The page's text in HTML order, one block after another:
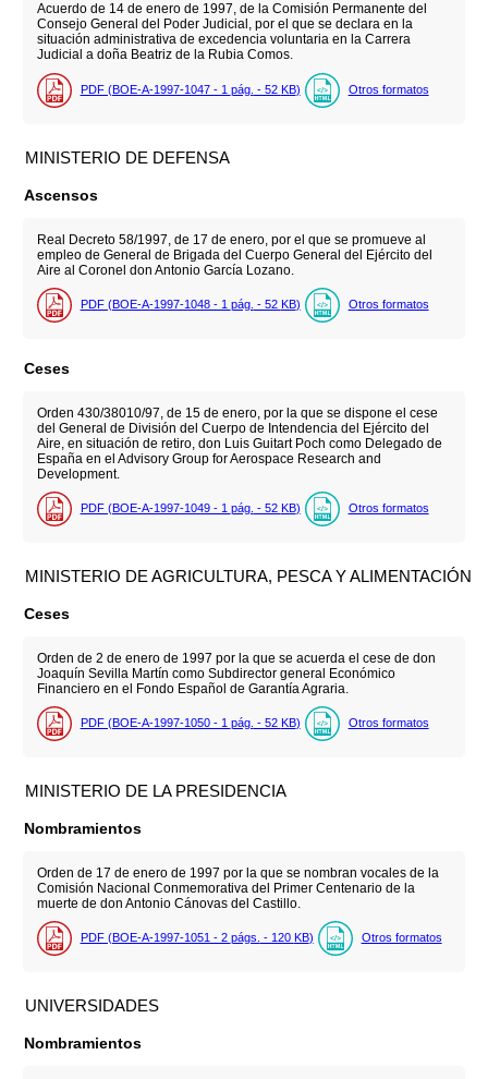
Acuerdo de 14 de enero de 1997, de la Comisión Permanente del
Consejo General del Poder Judicial, por el que se declara en la
situación administrativa de excedencia voluntaria en la Carrera
Judicial a doña Beatriz de la Rubia Comos.
PDF (BOE-A-1997-1047 - 1 pág. - 52 KB) Otros formatos
MINISTERIO DE DEFENSA
Ascensos
Real Decreto 58/1997, de 17 de enero, por el que se promueve al
empleo de General de Brigada del Cuerpo General del Ejército del
Aire al Coronel don Antonio García Lozano.
PDF (BOE-A-1997-1048 - 1 pág. - 52 KB) Otros formatos
Ceses
Orden 430/38010/97, de 15 de enero, por la que se dispone el cese
del General de División del Cuerpo de Intendencia del Ejército del
Aire, en situación de retiro, don Luis Guitart Poch como Delegado de
España en el Advisory Group for Aerospace Research and
Development.
PDF (BOE-A-1997-1049 - 1 pág. - 52 KB) Otros formatos
MINISTERIO DE AGRICULTURA, PESCA Y ALIMENTACIÓN
Ceses
Orden de 2 de enero de 1997 por la que se acuerda el cese de don
Joaquín Sevilla Martín como Subdirector general Económico
Financiero en el Fondo Español de Garantía Agraria.
PDF (BOE-A-1997-1050 - 1 pág. - 52 KB) Otros formatos
MINISTERIO DE LA PRESIDENCIA
Nombramientos
Orden de 17 de enero de 1997 por la que se nombran vocales de la
Comisión Nacional Conmemorativa del Primer Centenario de la
muerte de don Antonio Cánovas del Castillo.
PDF (BOE-A-1997-1051 - 2 págs. - 120 KB) Otros formatos
UNIVERSIDADES
Nombramientos